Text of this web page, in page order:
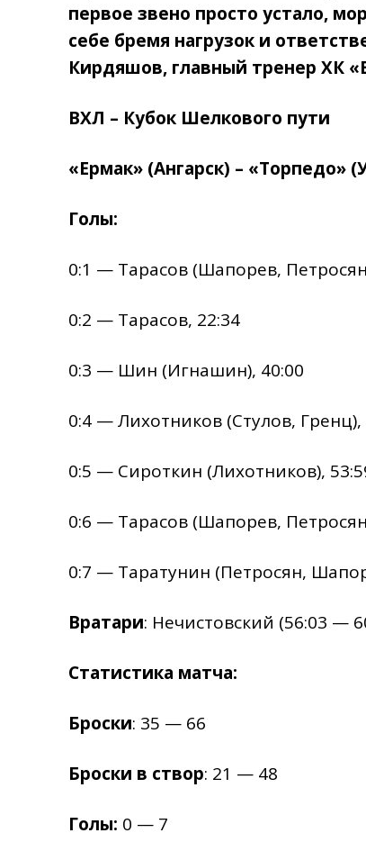
первое звено просто устало,
себе бремя нагрузок и
Кирдяшов, главный тренер ХК
ВХЛ – Кубок Шелкового пути
«Ермак» (Ангарск) – «Торпедо»
Голы:
0:1 — Тарасов (Шапорев,
0:2 — Тарасов, 22:34
0:3 — Шин (Игнашин), 40:00
0:4 — Лихотников (Стулов, Гренц),
0:5 — Сироткин (Лихотников),
0:6 — Тарасов (Шапорев,
0:7 — Таратунин (Петросян,
Вратари: Нечистовский (56:03 —
Статистика матча:
Броски: 35 — 66
Броски в створ: 21 — 48
Голы: 0 — 7